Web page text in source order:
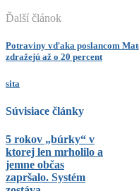
Ďalší článok
Potraviny vďaka poslancom
zdražejú až o 20 percent
sita
Súvisiace články
5 rokov „búrky“ v
ktorej len mrholilo a
jemne občas
zapršalo. Systém